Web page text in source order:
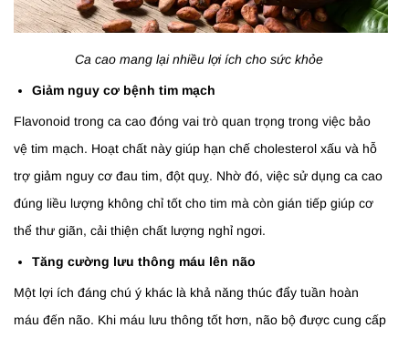
Ca cao mang lại nhiều lợi ích cho sức khỏe
Giảm nguy cơ bệnh tim mạch
Flavonoid trong ca cao đóng vai trò quan trọng trong việc bảo
vệ tim mạch. Hoạt chất này giúp hạn chế cholesterol xấu và hỗ
trợ giảm nguy cơ đau tim, đột quỵ. Nhờ đó, việc sử dụng ca cao
đúng liều lượng không chỉ tốt cho tim mà còn gián tiếp giúp cơ
thể thư giãn, cải thiện chất lượng nghỉ ngơi.
Tăng cường lưu thông máu lên não
Một lợi ích đáng chú ý khác là khả năng thúc đẩy tuần hoàn
máu đến não. Khi máu lưu thông tốt hơn, não bộ được cung cấp